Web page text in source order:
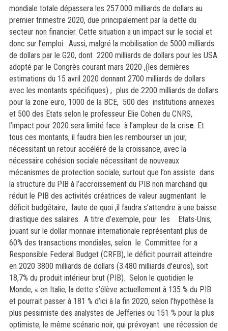
mondiale totale dépassera les 257.000 milliards de dollars au
premier trimestre 2020, due principalement par la dette du
secteur non financier. Cette situation a un impact sur le social et
donc sur l’emploi. Aussi, malgré la mobilisation de 5000 milliards
de dollars par le G20, dont 2200 milliards de dollars pour les USA
adopté par le Congrès courant mars 2020 ,(les dernières
estimations du 15 avril 2020 donnant 2700 milliards de dollars
avec les montants spécifiques) , plus de 2200 milliards de dollars
pour la zone euro, 1000 de la BCE, 500 des institutions annexes
et 500 des Etats selon le professeur Elie Cohen du CNRS,
l’impact pour 2020 sera limité face à l’ampleur de la crise. Et
tous ces montants, il faudra bien les rembourser un jour,
nécessitant un retour accéléré de la croissance, avec la
nécessaire cohésion sociale nécessitant de nouveaux
mécanismes de protection sociale, surtout que l’on assiste dans
la structure du PIB à l’accroissement du PIB non marchand qui
réduit le PIB des activités créatrices de valeur augmentant le
déficit budgétaire, faute de quoi ,il faudra s’attendre à une baisse
drastique des salaires. A titre d’exemple, pour les Etats-Unis,
jouant sur le dollar monnaie internationale représentant plus de
60% des transactions mondiales, selon le Committee for a
Responsible Federal Budget (CRFB), le déficit pourrait atteindre
en 2020 3800 milliards de dollars (3.480 milliards d'euros), soit
18,7% du produit intérieur brut (PIB). Selon le quotidien le
Monde, « en Italie, la dette s’élève actuellement à 135 % du PIB
et pourrait passer à 181 % d’ici à la fin 2020, selon l’hypothèse la
plus pessimiste des analystes de Jefferies ou 151 % pour la plus
optimiste, le même scénario noir, qui prévoyant une récession de